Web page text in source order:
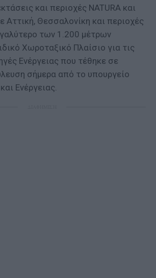
και περιοχές NATURA και
Αττική, Θεσσαλονίκη και περιοχές
των 1.200 μέτρων
Χωροταξικό Πλαίσιο για τις
Ενέργειας που τέθηκε σε
σήμερα από το υπουργείο
Ενέργειας.